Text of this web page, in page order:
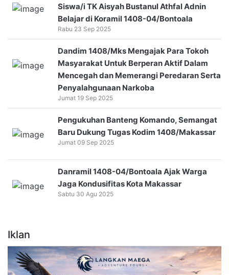
Siswa/i TK Aisyah Bustanul Athfal Adnin
Belajar di Koramil 1408-04/Bontoala
Rabu 23 Sep 2025
Dandim 1408/Mks Mengajak Para Tokoh
Masyarakat Untuk Berperan Aktif Dalam
Mencegah dan Memerangi Peredaran Serta
Penyalahgunaan Narkoba
Jumat 19 Sep 2025
Pengukuhan Banteng Komando, Semangat
Baru Dukung Tugas Kodim 1408/Makassar
Jumat 09 Sep 2025
Danramil 1408-04/Bontoala Ajak Warga
Jaga Kondusifitas Kota Makassar
Sabtu 30 Agu 2025
Iklan